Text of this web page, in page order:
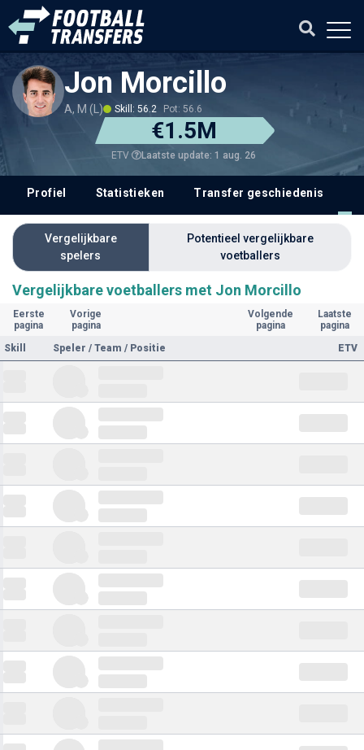
Jon Morcillo
A, M (L) Skill: 56.2 Pot: 56.6
€1.5M
ETV Laatste update: 1 aug. 26
Profiel Statistieken Transfer geschiedenis
Vergelijkbare
spelers
Potentieel vergelijkbare
voetballers
Vergelijkbare voetballers met Jon Morcillo
Eerste
pagina
Vorige
pagina
Volgende
pagina
Laatste
pagina
Skill
Speler / Team / Positie ETV